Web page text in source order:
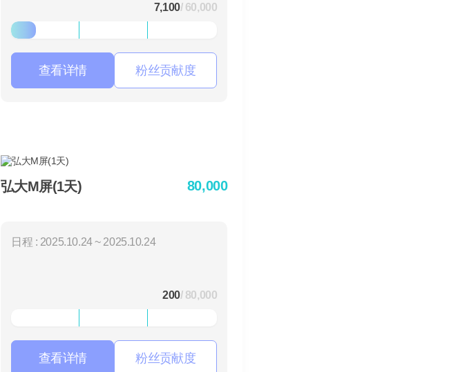
7,100/ 60,000
查看详情 粉丝贡献度
弘大M屏(1天) 80,000
日程 : 2025.10.24 ~ 2025.10.24
200/ 80,000
查看详情 粉丝贡献度